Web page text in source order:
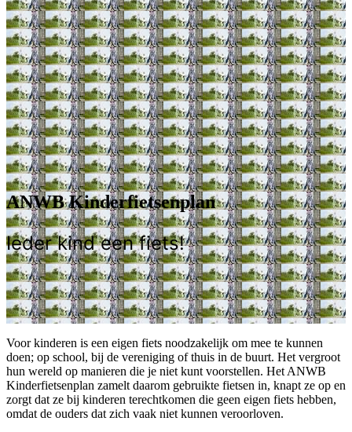
ANWB Kinderfietsenplan
Ieder kind een fiets!
Voor kinderen is een eigen fiets noodzakelijk om mee te kunnen
doen; op school, bij de vereniging of thuis in de buurt. Het vergroot
hun wereld op manieren die je niet kunt voorstellen. Het ANWB
Kinderfietsenplan zamelt daarom gebruikte fietsen in, knapt ze op en
zorgt dat ze bij kinderen terechtkomen die geen eigen fiets hebben,
omdat de ouders dat zich vaak niet kunnen veroorloven.